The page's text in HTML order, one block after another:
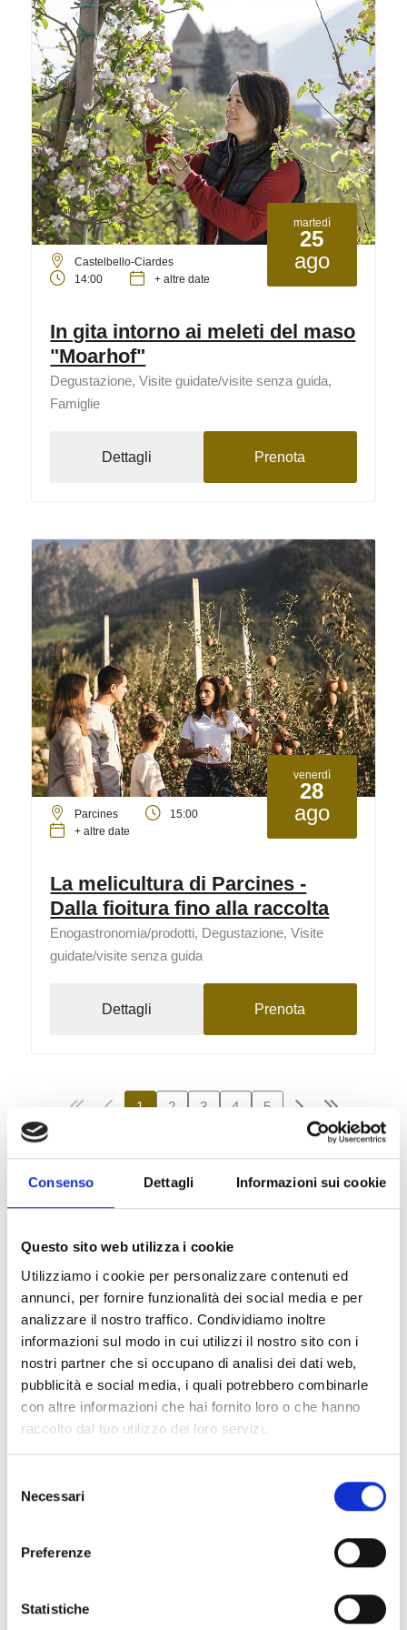
Consenso Dettagli Informazioni sui cookie
Questo sito web utilizza i cookie
Utilizziamo i cookie per personalizzare contenuti ed
annunci, per fornire funzionalità dei social media e per
analizzare il nostro traffico. Condividiamo inoltre
informazioni sul modo in cui utilizzi il nostro sito con i
nostri partner che si occupano di analisi dei dati web,
pubblicità e social media, i quali potrebbero combinarle
con altre informazioni che hai fornito loro o che hanno
raccolto dal tuo utilizzo dei loro servizi.
delNecessari
Preferenze
Statistiche
martedì
25
ago
Castelbello-Ciardes
14:00
+ altre date
In gita intorno ai meleti del maso
"Moarhof"
Degustazione, Visite guidate/visite senza guida,
Famiglie
Dettagli Prenota
venerdì
28
ago
Parcines
15:00
+ altre date
La melicultura di Parcines -
Dalla fioitura fino alla raccolta
Enogastronomia/prodotti, Degustazione, Visite
guidate/visite senza guida
Dettagli Prenota
1 2 3 4 5
28 eventi su 5 pagine, eventi visualizzati 1-6
Mercato annuale a Lasa
Grande mercato annuale nel centro di Lasa dalle ore 8
Iscrizione richiesta